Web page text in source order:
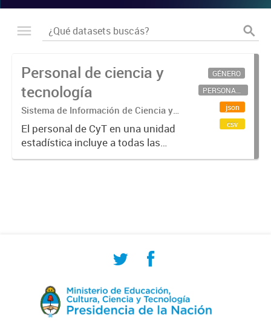
Personal de ciencia y
tecnología
Sistema de Información de Ciencia y
Tecnología Argentino (SICYTAR)
El personal de CyT en una unidad
estadística incluye a todas las
personas involucradas
GÉNERO
PERSONAL CIENTÍFICO-TECNOLÓGICO
json
csv